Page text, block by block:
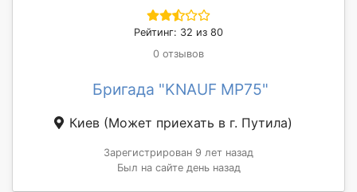
Рейтинг: 32 из 80
0 отзывов
Бригада "KNAUF MP75"
Киев (Может приехать в г. Путила)
Зарегистрирован 9 лет назад
Был на сайте день назад